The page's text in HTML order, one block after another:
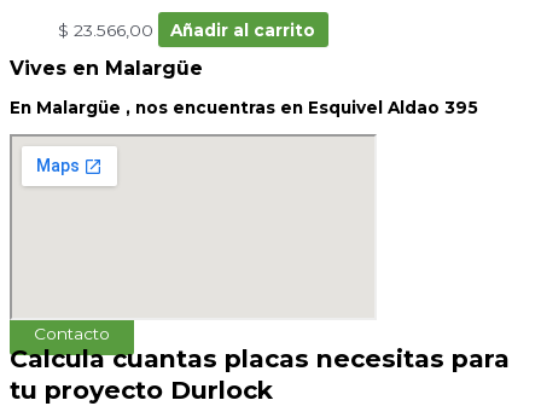
$ 23.566,00 Añadir al carrito
Vives en Malargüe
En Malargüe , nos encuentras en Esquivel Aldao 395
Contacto
Calcula cuantas placas necesitas para
tu proyecto Durlock